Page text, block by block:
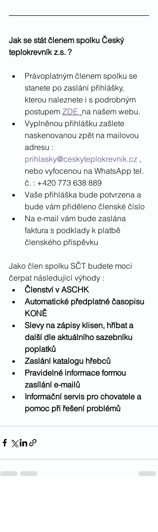
Jak se stát členem spolku Český
teplokrevník z.s. ?
Právoplatným členem spolku se
stanete po zaslání přihlášky,
kterou naleznete i s podrobným
postupem ZDE na našem webu.
Vyplněnou přihlášku zašlete
naskenovanou zpět na mailovou
adresu :
prihlasky@ceskyteplokrevnik.cz ,
nebo vyfocenou na WhatsApp tel.
č. : +420 773 638 889
Vaše přihláška bude potvrzena a
bude vám přiděleno členské číslo
Na e-mail vám bude zaslána
faktura s podklady k platbě
členského příspěvku
Jako člen spolku SČT budete moci
čerpat následující výhody :
Členství v ASCHK
Automatické předplatné časopisu
KONĚ
Slevy na zápisy klisen, hříbat a
další dle aktuálního sazebníku
poplatků
Zaslání katalogu hřebců
Pravidelné informace formou
zasílání e-mailů
Informační servis pro chovatele a
pomoc při řešení problémů